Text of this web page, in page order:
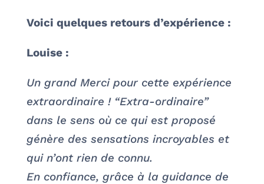
Voici quelques retours d’expérience :
Louise :
Un grand Merci pour cette expérience
extraordinaire ! “Extra-ordinaire”
dans le sens où ce qui est proposé
génère des sensations incroyables et
qui n’ont rien de connu.
En confiance, grâce à la guidance de